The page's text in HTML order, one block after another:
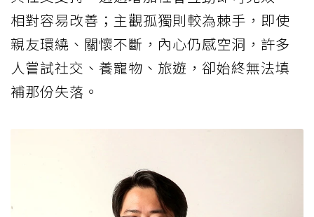
相對容易改善；主觀孤獨則較為棘手，即使
親友環繞、關懷不斷，內心仍感空洞，許多
人嘗試社交、養寵物、旅遊，卻始終無法填
補那份失落。